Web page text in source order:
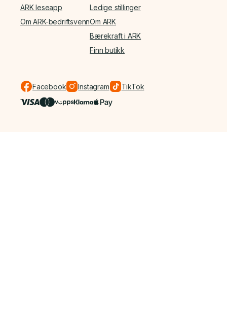
ARK leseapp
Om ARK-bedriftsvenn
Ledige stillinger
Om ARK
Bærekraft i ARK
Finn butikk
Facebook Instagram TikTok